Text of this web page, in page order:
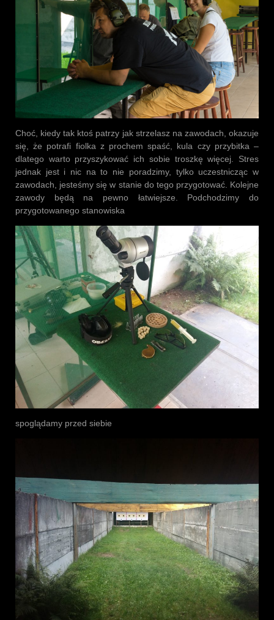
Choć, kiedy tak ktoś patrzy jak strzelasz na zawodach, okazuje
się, że potrafi fiolka z prochem spaść, kula czy przybitka –
dlatego warto przyszykować ich sobie troszkę więcej. Stres
jednak jest i nic na to nie poradzimy, tylko uczestnicząc w
zawodach, jesteśmy się w stanie do tego przygotować. Kolejne
zawody będą na pewno łatwiejsze. Podchodzimy do
przygotowanego stanowiska
spoglądamy przed siebie